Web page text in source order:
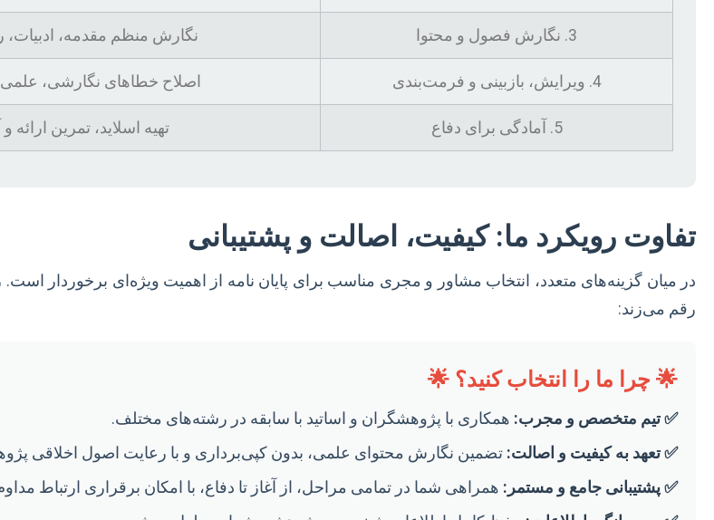
3. نگارش فصول و محتوا نگارش منظم مقدمه، ادبیات،
4. ویرایش، بازبینی و فرمت‌بندی اصلاح خطاهای نگارشی،
5. آمادگی برای دفاع تهیه اسلاید، تمرین
تفاوت رویکرد ما: کیفیت، اصالت و پشتیبانی
در میان گزینه‌های متعدد، انتخاب مشاور و مجری مناسب برای پایان نامه از اهمیت ویژه‌ای برخوردار
رقم می‌زند:
🌟 چرا ما را انتخاب کنید؟ 🌟
✅ تیم متخصص و مجرب: همکاری با پژوهشگران و اساتید با سابقه در رشته‌های مختلف.
✅ تعهد به کیفیت و اصالت: تضمین نگارش محتوای علمی، بدون کپی‌برداری و با رعایت اصول اخلاقی
✅ پشتیبانی جامع و مستمر: همراهی شما در تمامی مراحل، از آغاز تا دفاع، با امکان برقراری ارتباط